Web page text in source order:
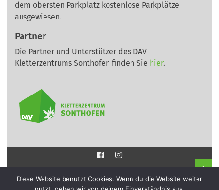
dem obersten Parkplatz kostenlose Parkplätze
ausgewiesen.
Partner
Die Partner und Unterstützer des DAV
Kletterzentrums Sonthofen finden Sie hier.
Diese Website benutzt Cookies. Wenn du die Website weiter